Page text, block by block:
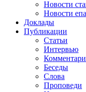
Новости
Новости
Доклады
Публикации
Статьи
Интервью
Беседы
Слова
Проповеди